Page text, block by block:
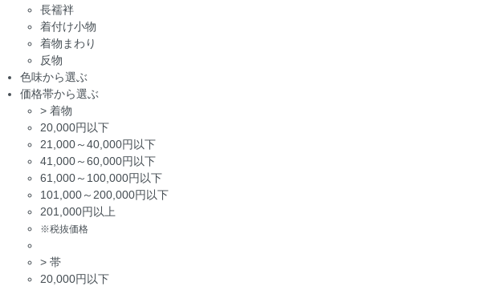
長襦袢
着付け小物
着物まわり
反物
色味から選ぶ
価格帯から選ぶ
> 着物
20,000円以下
21,000～40,000円以下
41,000～60,000円以下
61,000～100,000円以下
101,000～200,000円以下
201,000円以上
※税抜価格
> 帯
20,000円以下